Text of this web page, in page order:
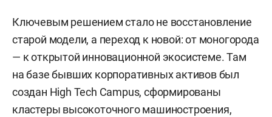
Ключевым решением стало не восстановление
старой модели, а переход к новой: от моногорода
— к открытой инновационной экосистеме. Там
на базе бывших корпоративных активов был
создан High Tech Campus, сформированы
кластеры высокоточного машиностроения,